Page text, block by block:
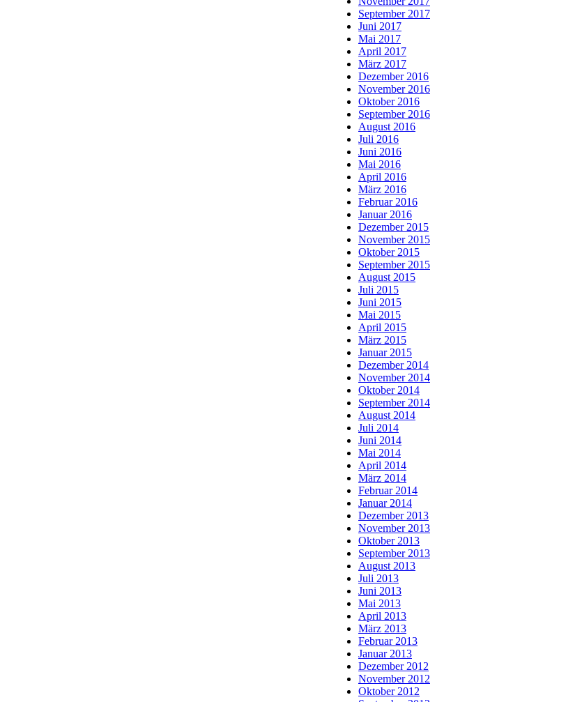
September 2017
Juni 2017
Mai 2017
April 2017
März 2017
Dezember 2016
November 2016
Oktober 2016
September 2016
August 2016
Juli 2016
Juni 2016
Mai 2016
April 2016
März 2016
Februar 2016
Januar 2016
Dezember 2015
November 2015
Oktober 2015
September 2015
August 2015
Juli 2015
Juni 2015
Mai 2015
April 2015
März 2015
Januar 2015
Dezember 2014
November 2014
Oktober 2014
September 2014
August 2014
Juli 2014
Juni 2014
Mai 2014
April 2014
März 2014
Februar 2014
Januar 2014
Dezember 2013
November 2013
Oktober 2013
September 2013
August 2013
Juli 2013
Juni 2013
Mai 2013
April 2013
März 2013
Februar 2013
Januar 2013
Dezember 2012
November 2012
Oktober 2012